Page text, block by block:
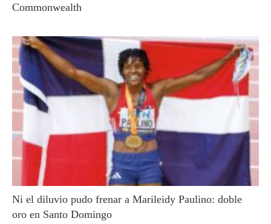
Commonwealth
Ni el diluvio pudo frenar a Marileidy Paulino: doble
oro en Santo Domingo